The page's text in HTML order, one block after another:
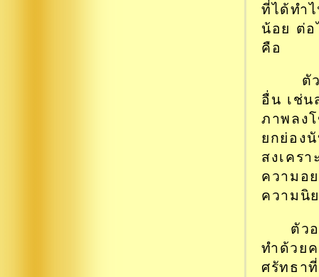
ที่ได้ทำ
น้อย ต่อ
คือ
ตั
อื่น เช่น
ภาพลง
ยกย่อง
สงเคร
ความอ
ความนิ
ตัว
ทำด้วย
ศรัทธา